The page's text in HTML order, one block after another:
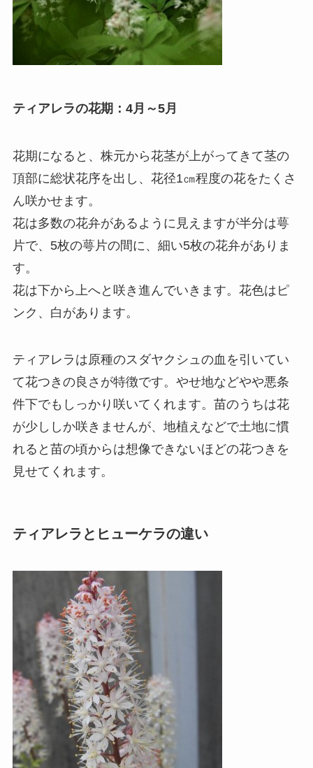
ティアレラの花期：4月～5月
花期になると、株元から花茎が上がってきて茎の
頂部に総状花序を出し、花径1㎝程度の花をたくさ
ん咲かせます。
花は多数の花弁があるように見えますが半分は萼
片で、5枚の萼片の間に、細い5枚の花弁がありま
す。
花は下から上へと咲き進んでいきます。花色はピ
ンク、白があります。
ティアレラは原種のスダヤクシュの血を引いてい
て花つきの良さが特徴です。やせ地などやや悪条
件下でもしっかり咲いてくれます。苗のうちは花
が少ししか咲きませんが、地植えなどで土地に慣
れると苗の頃からは想像できないほどの花つきを
見せてくれます。
ティアレラとヒューケラの違い